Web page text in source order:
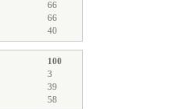
66
66
40
100
3
39
58